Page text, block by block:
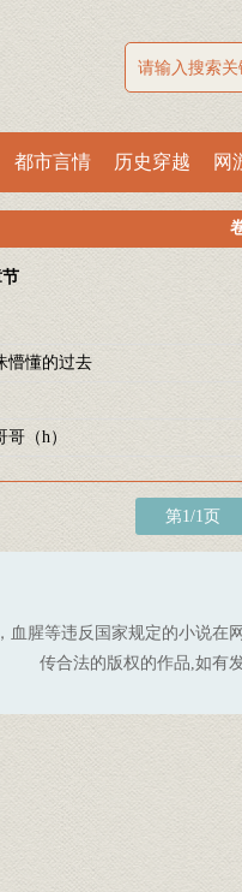
都市言情 历史穿越 网
懵懂的过去
哥（h）
第1/1页
血腥等违反国家规定的小说
传合法的版权的作品,如有